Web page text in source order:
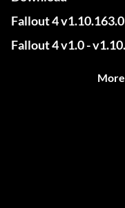
Fallout 4
Fallout 4 v1.0 -